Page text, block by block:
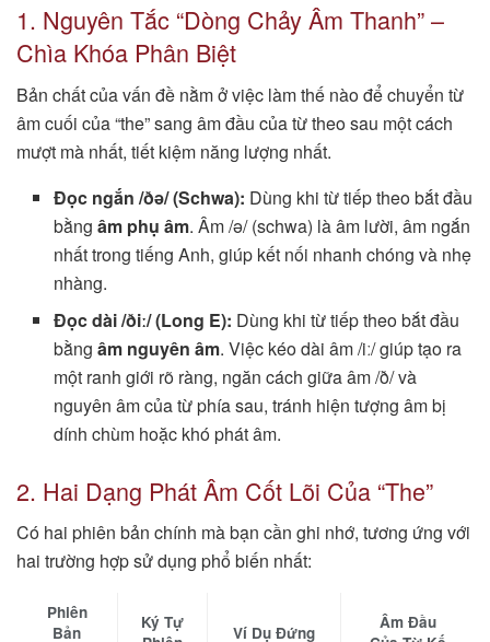
1. Nguyên Tắc “Dòng Chảy Âm Thanh” –
Chìa Khóa Phân Biệt
Bản chất của vấn đề nằm ở việc làm thế nào để chuyển từ
âm cuối của “the” sang âm đầu của từ theo sau một cách
mượt mà nhất, tiết kiệm năng lượng nhất.
Đọc ngắn /ðə/ (Schwa): Dùng khi từ tiếp theo bắt đầu
bằngâm phụ âm. Âm /ə/ (schwa) là âm lười, âm ngắn
nhất trong tiếng Anh, giúp kết nối nhanh chóng và nhẹ
nhàng.
Đọc dài /ðiː/ (Long E): Dùng khi từ tiếp theo bắt đầu
bằngâm nguyên âm. Việc kéo dài âm /iː/ giúp tạo ra
một ranh giới rõ ràng, ngăn cách giữa âm /ð/ và
nguyên âm của từ phía sau, tránh hiện tượng âm bị
dính chùm hoặc khó phát âm.
2. Hai Dạng Phát Âm Cốt Lõi Của “The”
Có hai phiên bản chính mà bạn cần ghi nhớ, tương ứng với
hai trường hợp sử dụng phổ biến nhất:
Phiên
Bản
Ký Tự
Ví Dụ Đứng
Âm Đầu